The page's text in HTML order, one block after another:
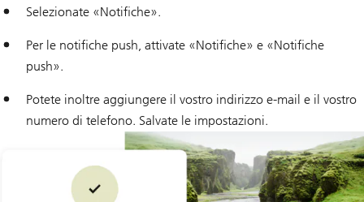
Selezionate «Notifiche».
Per le notifiche push, attivate «Notifiche» e «Notifiche
push».
Potete inoltre aggiungere il vostro indirizzo e-mail e il vostro
numero di telefono. Salvate le impostazioni.